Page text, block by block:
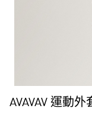
AVAVAV 運動外